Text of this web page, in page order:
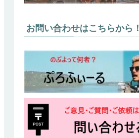
お問い合わせはこちらから！